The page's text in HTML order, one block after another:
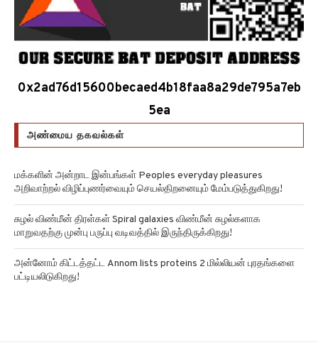
0x2ad76d15600becaed4b18faa8a29de795a7eb
5ea
அண்மைய தகவல்கள்
மக்களின் அன்றாட இன்பங்கள் Peoples everyday pleasures
அறிவாற்றல் விழிப்புணர்வையும் செயல்திறனையும் மேம்படுத்துகிறது!
சுழல் விண்மீன் திரள்கள் Spiral galaxies விண்மீன் சுழல்களாக
மாறுவதற்கு முன்பு பருப்பு வடிவத்தில் இருந்திருக்கிறது!
அன்னோம் கிட்டத்தட்ட Annom lists proteins 2 மில்லியன் புரதங்களை
பட்டியலிடுகிறது!